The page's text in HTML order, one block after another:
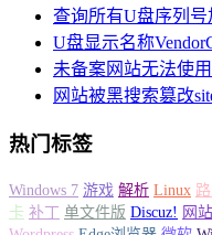
查询所有U盘序列
U盘显示名称
未备案网站无法使
网站被黑搜索篡改
热门标签
Windows 7 游戏 解析 Linux
卡 补丁 单文件版 Discuz! 网站